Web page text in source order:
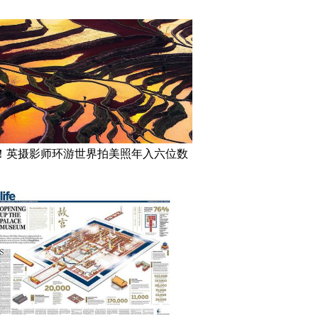
英摄影师环游世界拍美照年入六位数